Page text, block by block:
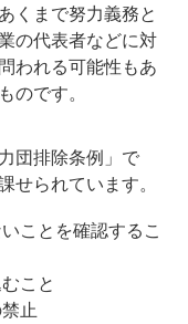
くまで努力義務と
の代表者などに対
われる可能性もあ
のです。
団排除条例」で
せられています。
ことを確認するこ
こと
止